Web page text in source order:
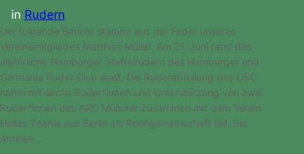
in Rudern
Der folgende Bericht stammt aus der Feder unseres
Vereinsmitgliedes Matthias Müller. Am 21. Juni fand das
alljährliche Hamburger Staffelrudern des Hamburger und
Germania Ruder Club statt. Die Ruderabteilung des USC
nahm mit sechs Ruder*innen und Unterstützung von zwei
Ruder*innen des ARC Münster zusammen mit dem Verein
Hellas Titania aus Berlin als Renngemeinschaft teil. Die
Anreise…